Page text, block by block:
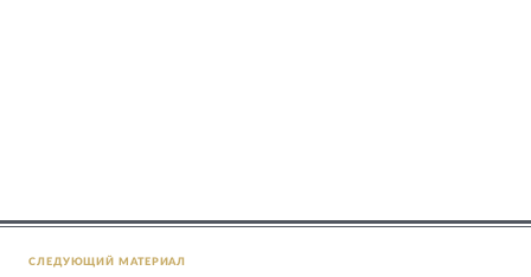
СЛЕДУЮЩИЙ МАТЕРИАЛ